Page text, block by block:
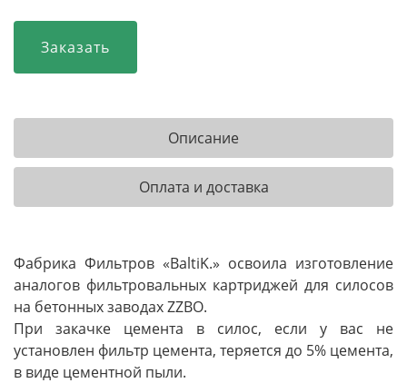
Заказать
Описание
Оплата и доставка
Фабрика Фильтров «BaltiK.» освоила изготовление
аналогов фильтровальных картриджей для силосов
на бетонных заводах ZZBO.
При закачке цемента в силос, если у вас не
установлен фильтр цемента, теряется до 5% цемента,
в виде цементной пыли.